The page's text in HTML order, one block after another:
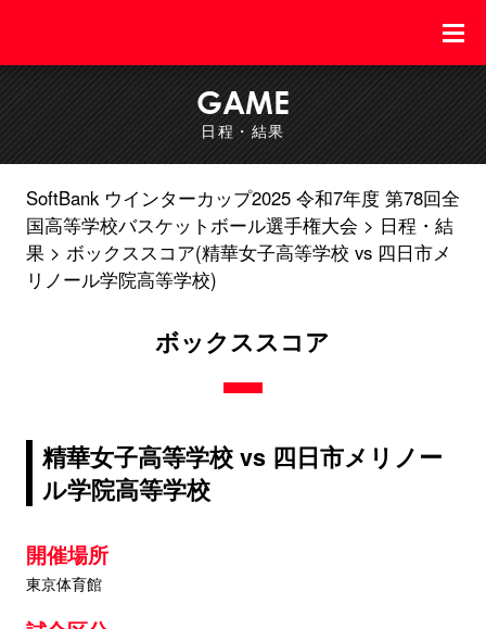
GAME
日程・結果
SoftBank ウインターカップ2025 令和7年度 第78回全
国高等学校バスケットボール選手権大会
日程・結
果
ボックススコア(精華女子高等学校 vs 四日市メ
リノール学院高等学校)
ボックススコア
精華女子高等学校 vs 四日市メリノー
ル学院高等学校
開催場所
東京体育館